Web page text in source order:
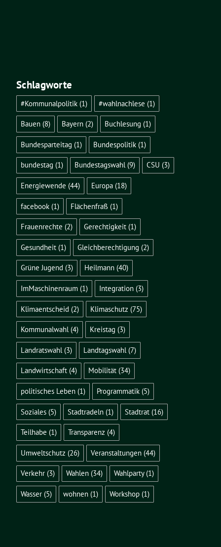
Schlagworte
#Kommunalpolitik (1) #wahlnachlese (1)
Bauen (8) Bayern(2) Buchlesung (1)
Bundesparteitag (1) Bundespolitik(1)
bundestag (1) Bundestagswahl(9) CSU (3)
Energiewende (44) Europa(18)
facebook (1) Flächenfraß(1)
Frauenrechte (2) Gerechtigkeit(1)
Gesundheit (1) Gleichberechtigung (2)
Grüne Jugend (3) Heilmann(40)
ImMaschinenraum (1) Integration(3)
Klimaentscheid (2) Klimaschutz (75)
Kommunalwahl(4) Kreistag (3)
Landratswahl (3) Landtagswahl (7)
Landwirtschaft (4) Mobilität(34)
politisches Leben (1) Programmatik(5)
Soziales (5) Stadtradeln(1) Stadtrat(16)
Teilhabe (1) Transparenz (4)
Umweltschutz (26) Veranstaltungen(44)
Verkehr (3) Wahlen(34) Wahlparty(1)
Wasser (5) wohnen(1) Workshop(1)